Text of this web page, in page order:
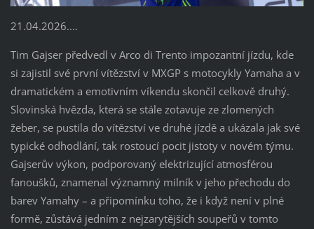
21.04.2026....
Tim Gajser předvedl v Arco di Trento impozantní jízdu, kde
si zajistil své první vítězství v MXGP s motocykly Yamaha a v
dramatickém a emotivním víkendu skončil celkově druhý.
Slovinská hvězda, která se stále zotavuje ze zlomených
žeber, se pustila do vítězství ve druhé jízdě a ukázala jak své
typické odhodlání, tak rostoucí pocit jistoty v novém týmu.
Gajserův výkon, podporovaný elektrizující atmosférou
fanoušků, znamenal významný milník v jeho přechodu do
barev Yamahy – a připomínku toho, že i když není v plné
formě, zůstává jedním z nejzarytějších soupeřů v tomto